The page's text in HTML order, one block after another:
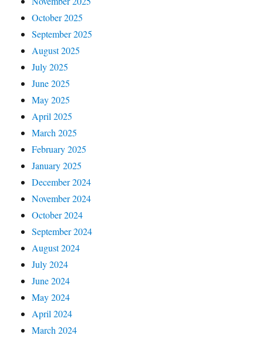
October 2025
September 2025
August 2025
July 2025
June 2025
May 2025
April 2025
March 2025
February 2025
January 2025
December 2024
November 2024
October 2024
September 2024
August 2024
July 2024
June 2024
May 2024
April 2024
March 2024